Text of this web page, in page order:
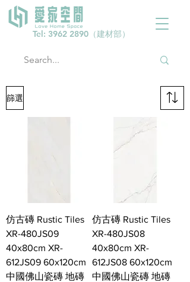
Tel: 3962 2890 （建材部）
篩選
仿古磚 Rustic Tiles
XR-480JS09
40x80cm XR-
612JS09 60x120cm
中國佛山瓷磚 地磚
仿古磚 Rustic Tiles
XR-480JS08
40x80cm XR-
612JS08 60x120cm
中國佛山瓷磚 地磚